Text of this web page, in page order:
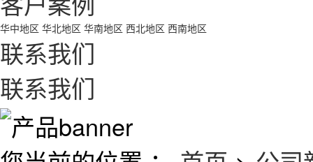
华中地区 华北地区 华南地区 西北地区 西南地区
联系我们
联系我们